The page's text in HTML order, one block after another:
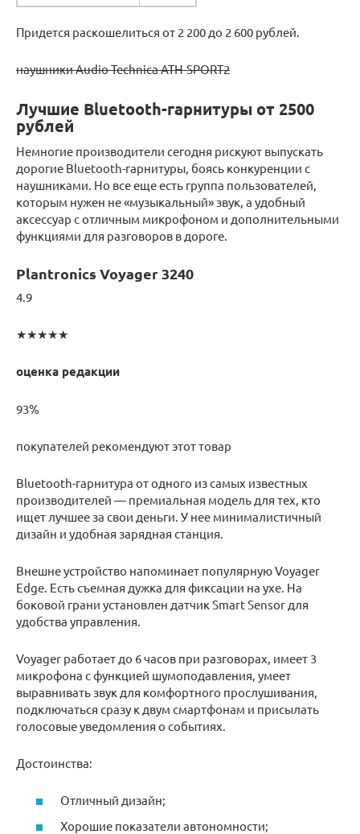
Придется раскошелиться от 2 200 до 2 600 рублей.
наушники Audio-Technica ATH-SPORT2
Лучшие Bluetooth-гарнитуры от 2500
рублей
Немногие производители сегодня рискуют выпускать
дорогие Bluetooth-гарнитуры, боясь конкуренции с
наушниками. Но все еще есть группа пользователей,
которым нужен не «музыкальный» звук, а удобный
аксессуар с отличным микрофоном и дополнительными
функциями для разговоров в дороге.
Plantronics Voyager 3240
4.9
★★★★★
оценка редакции
93%
покупателей рекомендуют этот товар
Bluetooth-гарнитура от одного из самых известных
производителей — премиальная модель для тех, кто
ищет лучшее за свои деньги. У нее минималистичный
дизайн и удобная зарядная станция.
Внешне устройство напоминает популярную Voyager
Edge. Есть съемная дужка для фиксации на ухе. На
боковой грани установлен датчик Smart Sensor для
удобства управления.
Voyager работает до 6 часов при разговорах, имеет 3
микрофона с функцией шумоподавления, умеет
выравнивать звук для комфортного прослушивания,
подключаться сразу к двум смартфонам и присылать
голосовые уведомления о событиях.
Достоинства:
Отличный дизайн;
Хорошие показатели автономности;